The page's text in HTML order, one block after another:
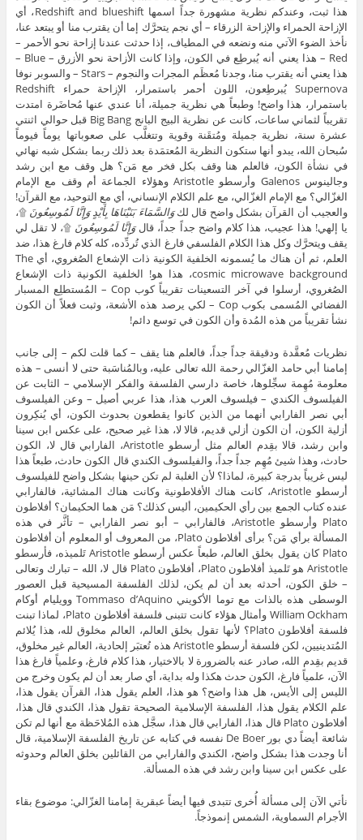
هذا ثبت، وعندكم نظرية مشهورة جداً اسمها Redshift and blueshift، أي
الإزاحة الحمراء والإزاحة الزرقاء – أي نجم يتحرَّك إما أن يقترب منا أو يبتعد عنا،
نأخذ الضوء الآتي منه ونضعه في المطياف، إذا حدثت عندنا إزاحة نحو الأحمر –
Red – هذا يعني أنه يُبرطِع في الكون، وإذا كانت الأزاحة نحو الأزرق – Blue –
هذا يعني أنه يقترب منا، وجدنا مُعظَم المجرات والنجوم – Stars – والسوبر نوفا
Supernova يُبرطِعون، اللون أحمر باستمرار، الإزاحة حمراء Redshift
باستمرار، هذا واضح! وطبعاً هي نظرية جميلة، أنا عندي عنها مُحاضَرة امتدت
تقريباً لثماني ساعات، كانت عن نظرية البيج البانج Big Bang قبل حوالي اثنتي
عشرة سنة، نظرية جميلة ومُتقَنة وقوية وتتغلَّب على صعوباتها يوماً فيوماً
سُبحان الله، يبدو أنها ستكون النظرية المُعتمَدة بعد ذلك ربما بشكل شبه نهائي
في نشأة الكون، فالعلم هنا وقف بكل فخر مع مَن؟ هل وقف مع ابن رشد
وجالينوس Galenos وأرسطو Aristotle وهؤلاء الجماعة أم وقف مع الإمام
الغزّالي؟ مع الإمام الغزّالي، مع علم الكلام الإنساني، أي مع التوحيد، مع القرآن!
والعجيب أن القرآن بشكل واضح قال لكوَالسَّمَاءَ بَنَيْنَاهَا بِأَيْدٍ وَإِنَّا لَمُوسِعُونَ۩،
يا إلهي! هذا عجيب، هذا كلام واضح جداً جداً، قالوَإِنَّا لَمُوسِعُونَ ۩، لا تقل لي
يقف ويتحرَّك وكل هذا الكلام الفلسفي فارغ الذي تُردِّده، كله كلام فارغ هذا، ضد
العلم، ثم أن هناك ما يُسمونه الخلفية الكونية ذات الإشعاع الصُغروي، أي The
cosmic microwave background، هذا هو! الخلفية الكونية ذات الإشعاع
الصُغروي، أرسلوا في آخر التسعينات تقريباً كوب Cop – المُستطلِع المسبار
الفضائي المُسمى بكوب Cop – لكي يرصد هذه الأشعة، وثبت فعلاً أن الكون
نشأ تقريباً من هذه المُدة وأن الكون في توسع دائم!
نظريات مُعقَّدة ودقيقة جداً جداً، فالعلم هنا يقف – كما قلت لكم – إلى جانب
إمامنا أبي حامد الغزّالي رحمة الله تعالى عليه، وبالمُناسَبة حتى لا أنسى – هذه
معلومة مُهِمة سجِّلوها، خاصة دارسي الفلسفة والفكر الإسلامي – الثابت عن
الفيلسوف الكندي – فيلسوف العرب هذا، هذا عربي أصيل – وعن الفيلسوف
أبي نصر الفارابي أنهما من الذين كانوا يقطعون بحدوث الكون، أي يُنكِرون
أزلية الكون، أن الكون أزلي قديم، قالا لا، هذا غير صحيح، على عكس ابن سينا
وابن رشد، قالا بقِدم العالم مثل أرسطو Aristotle، الفارابي قال لا، الكون
حادث، وهذا شيئ مُهِم جداً جداً، والفيلسوف الكندي قال الكون حادث، طبعاً هذا
ليس غريباً بدرجة كبيرة، لماذا؟ لأن الغلبة لم تكن حينها بشكل واضح للفيلسوف
أرسطو Aristotle، كانت هناك الأفلاطونية وكانت هناك المشائية، فالفارابي
عنده كتاب الجمع بين رأي الحكيمين، أليس كذلك؟ مَن هما الحكيمان؟ أفلاطون
Plato وأرسطو Aristotle، فالفارابي – أبو نصر الفارابي – تأثَّر في هذه
المسألة برأي مَن؟ برأى أفلاطون Plato، من المعروف أو المعلوم أن أفلاطون
Plato كان يقول بخلق العالم، طبعاً عكس أرسطو Aristotle تَلميذه، فأرسطو
Aristotle هو تَلميذ أفلاطون Plato، أفلاطون Plato قال لا، الله – تبارك وتعالى
– خلق الكون، أحدثه بعد أن لم يكن، لذلك الفلسفة المسيحية قبل العصور
الوسطى هذه بالذات مع توما الأكويني Tommaso d’Aquino وويليام أوكام
William Ockham وأمثال هؤلاء كانت تتبنى فلسفة أفلاطون Plato، لماذا تبنت
فلسفة أفلاطون Plato؟ لأنها تقول بخلق العالم، العالم مخلوق لله، هذا يُلائم
المُتدينيين، لكن فلسفة أرسطو Aristotle هذه تُعتبَر إلحادية، العالم غير مخلوق،
قديم بقِدم الله، صادر عنه بالضرورة لا بالاختيار، هذا كلام فارغ، وعلمياً فارغ هذا
الآن، علمياً فارغ، الكون حدث هكذا وله بداية، أي صار بعد أن لم يكون وخرج من
الليس إلى الأيس، هل هذا واضح؟ هو هذا، العلم يقول هذا، القرآن يقول هذا،
علم الكلام يقول هذا، الفلسفة الإسلامية الصحيحة تقول هذا، الكندي قال هذا،
أفلاطون Plato قال هذا، الفارابي قال هذا، سجَّل هذه المُلاحَظة مع أنها لم تكن
شائعة أيضاً دي بور De Boer نفسه في كتابه عن تاريخ الفلسفة الإسلامية، قال
أنا وجدت هذا بشكل واضح، الكندي والفارابي من القائلين بخلق العالم وحدوثه
على عكس ابن سينا وابن رشد في هذه المسألة.
نأتي الآن إلى مسألة أُخرى تتبدى فيها أيضاً عبقرية إمامنا الغزّالي: موضوع بقاء
الأجرام السماوية، الشمس إنموذجاً.